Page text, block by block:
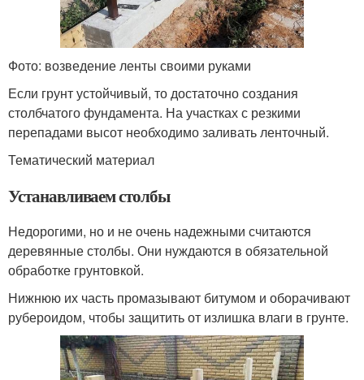
Фото: возведение ленты своими руками
Если грунт устойчивый, то достаточно создания
столбчатого фундамента. На участках с резкими
перепадами высот необходимо заливать ленточный.
Тематический материал
Устанавливаем столбы
Недорогими, но и не очень надежными считаются
деревянные столбы. Они нуждаются в обязательной
обработке грунтовкой.
Нижнюю их часть промазывают битумом и оборачивают
рубероидом, чтобы защитить от излишка влаги в грунте.